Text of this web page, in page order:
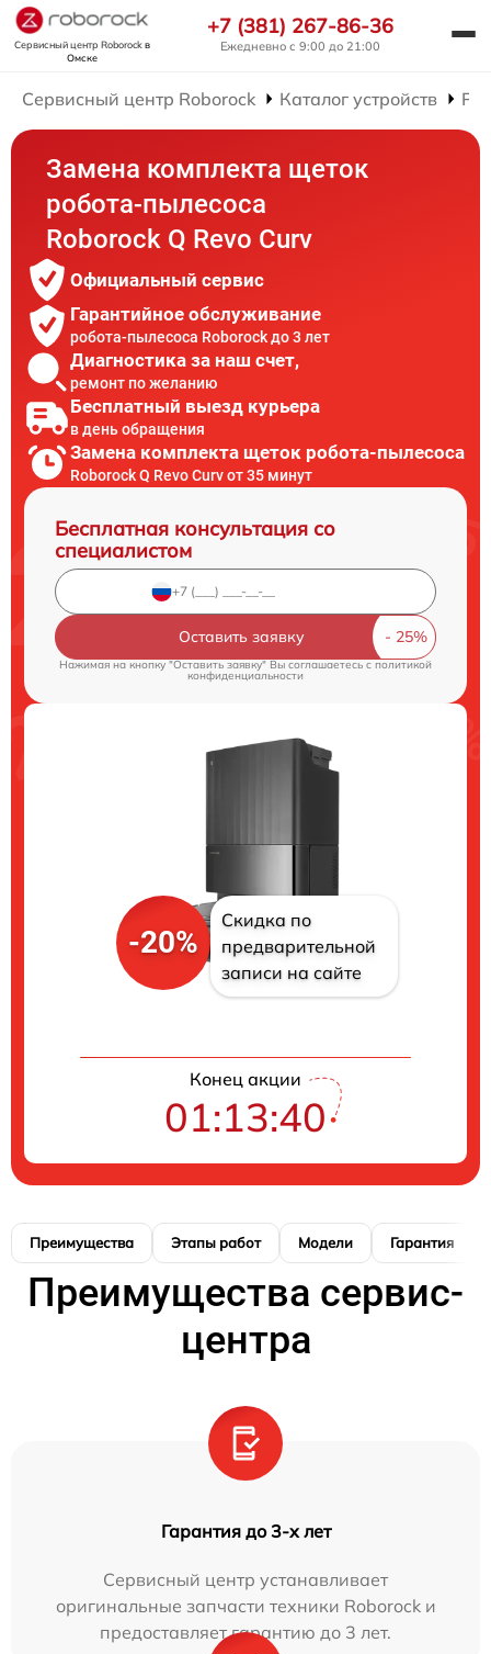
Сервисный центр Roborockв
Омске
+7 (381) 267-86-36
Ежедневно с 9:00 до 21:00
Сервисный центр Roborock Каталог устройств
Замена комплекта щеток
робота-пылесоса
Roborock Q Revo Curv
Официальный сервис
Гарантийное обслуживание
робота-пылесоса Roborock до 3 лет
Диагностика за наш счет,
ремонт по желанию
Бесплатный выезд курьера
в день обращения
Замена комплекта щеток робота-пылесоса
Roborock Q Revo Curv от 35 минут
Бесплатная консультация со
специалистом
Оставить заявку
Нажимая на кнопку "Оставить заявку" Вы соглашаетесь cполитикой
конфиденциальности
-20%
Скидка по
предварительной
записи на сайте
Конец акции
01:13:39
Преимущества Этапы работ Модели Гарантия
Преимущества сервис-
центра
Гарантия до 3-х лет
Сервисный центр устанавливает
оригинальные запчасти техники Roborock и
предоставляет гарантию до 3 лет.